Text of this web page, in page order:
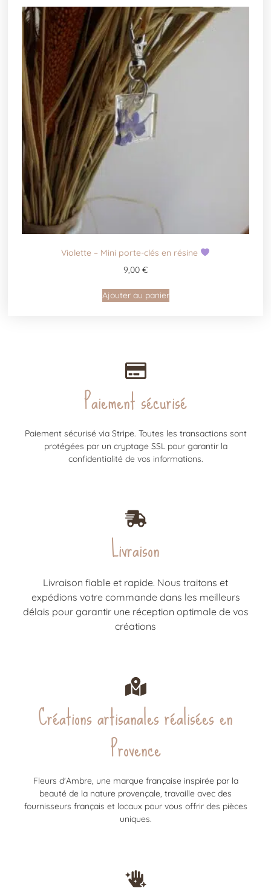
Violette – Mini porte-clés en résine
9,00 €
Ajouter au panier
Paiement sécurisé
Paiement sécurisé via Stripe. Toutes les transactions sont
protégées par un cryptage SSL pour garantir la
confidentialité de vos informations.
Livraison
Livraison fiable et rapide. Nous traitons et
expédions votre commande dans les meilleurs
délais pour garantir une réception optimale de vos
créations
Créations artisanales réalisées en
Provence
Fleurs d'Ambre, une marque française inspirée par la
beauté de la nature provençale, travaille avec des
fournisseurs français et locaux pour vous offrir des pièces
uniques.